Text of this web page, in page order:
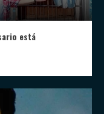
está